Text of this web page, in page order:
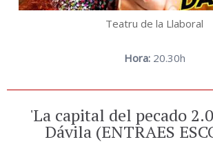
Teatru de la Llaboral
Hora:20.30h
'La capital del pecado
Dávila (ENTRAES